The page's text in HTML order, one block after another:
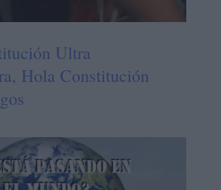
Ultra
Hola Constitución